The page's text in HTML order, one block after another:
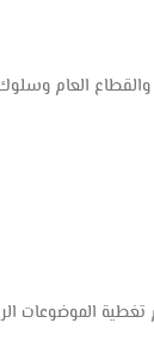
العام
تغطية الموضوعات